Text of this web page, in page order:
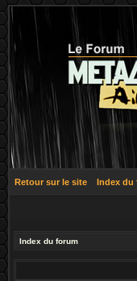
Retour sur le site Index du
Index du forum